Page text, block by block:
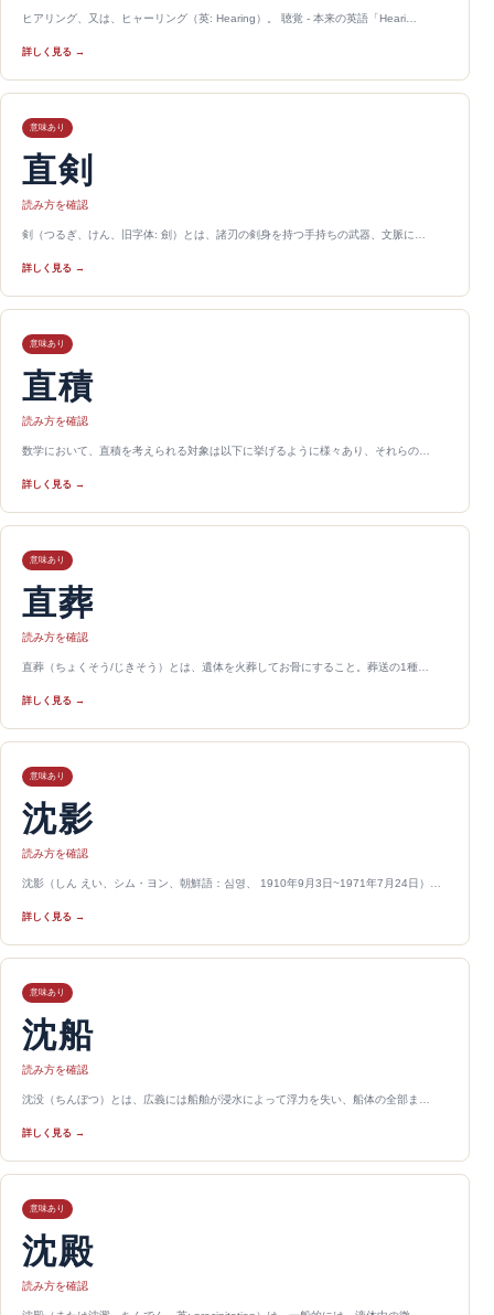
ヒアリング、又は、ヒャーリング（英: Hearing）。 聴覚 - 本来の英語「Heari…
詳しく見る →
意味あり
直剣
読み方を確認
剣（つるぎ、けん、旧字体: 劍）とは、諸刃の剣身を持つ手持ちの武器、文脈に…
詳しく見る →
意味あり
直積
読み方を確認
数学において、直積を考えられる対象は以下に挙げるように様々あり、それらの…
詳しく見る →
意味あり
直葬
読み方を確認
直葬（ちょくそう/じきそう）とは、遺体を火葬してお骨にすること。葬送の1種…
詳しく見る →
意味あり
沈影
読み方を確認
沈影（しん えい、シム・ヨン、朝鮮語：심영、 1910年9月3日~1971年7月24日）…
詳しく見る →
意味あり
沈船
読み方を確認
沈没（ちんぼつ）とは、広義には船舶が浸水によって浮力を失い、船体の全部ま…
詳しく見る →
意味あり
沈殿
読み方を確認